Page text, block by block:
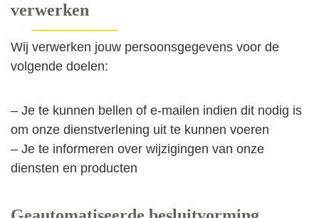
verwerken
Wij verwerken jouw persoonsgegevens voor de
volgende doelen:
– Je te kunnen bellen of e-mailen indien dit nodig is
om onze dienstverlening uit te kunnen voeren
– Je te informeren over wijzigingen van onze
diensten en producten